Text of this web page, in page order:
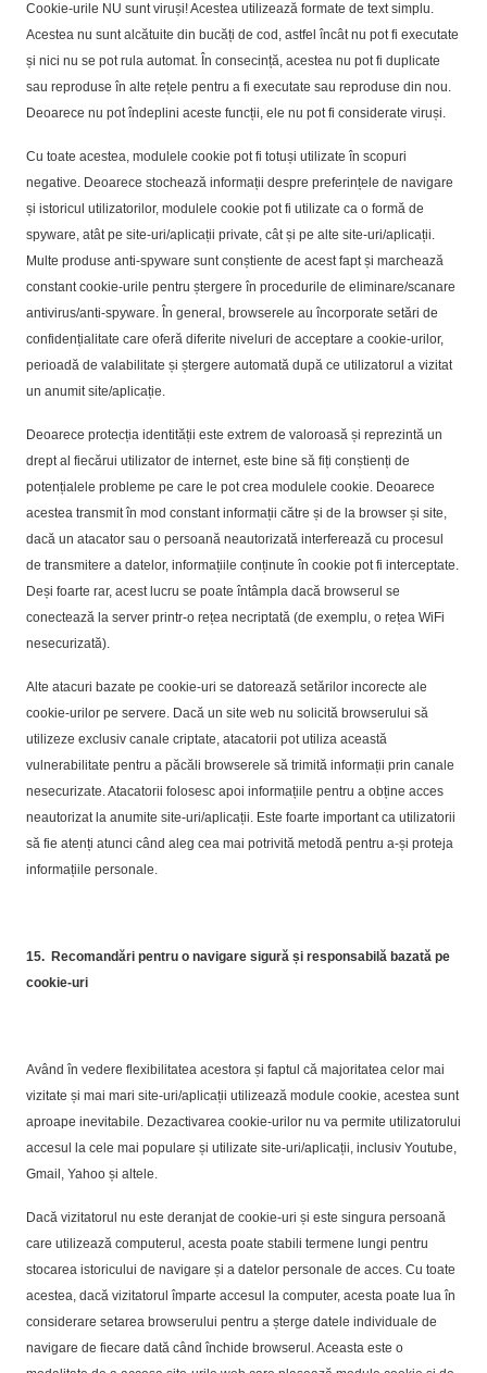
Cookie-urile NU sunt viruși! Acestea utilizează formate de text simplu.
Acestea nu sunt alcătuite din bucăți de cod, astfel încât nu pot fi executate
și nici nu se pot rula automat. În consecință, acestea nu pot fi duplicate
sau reproduse în alte rețele pentru a fi executate sau reproduse din nou.
Deoarece nu pot îndeplini aceste funcții, ele nu pot fi considerate viruși.
Cu toate acestea, modulele cookie pot fi totuși utilizate în scopuri
negative. Deoarece stochează informații despre preferințele de navigare
și istoricul utilizatorilor, modulele cookie pot fi utilizate ca o formă de
spyware, atât pe site-uri/aplicații private, cât și pe alte site-uri/aplicații.
Multe produse anti-spyware sunt conștiente de acest fapt și marchează
constant cookie-urile pentru ștergere în procedurile de eliminare/scanare
antivirus/anti-spyware. În general, browserele au încorporate setări de
confidențialitate care oferă diferite niveluri de acceptare a cookie-urilor,
perioadă de valabilitate și ștergere automată după ce utilizatorul a vizitat
un anumit site/aplicație.
Deoarece protecția identității este extrem de valoroasă și reprezintă un
drept al fiecărui utilizator de internet, este bine să fiți conștienți de
potențialele probleme pe care le pot crea modulele cookie. Deoarece
acestea transmit în mod constant informații către și de la browser și site,
dacă un atacator sau o persoană neautorizată interferează cu procesul
de transmitere a datelor, informațiile conținute în cookie pot fi interceptate.
Deși foarte rar, acest lucru se poate întâmpla dacă browserul se
conectează la server printr-o rețea necriptată (de exemplu, o rețea WiFi
nesecurizată).
Alte atacuri bazate pe cookie-uri se datorează setărilor incorecte ale
cookie-urilor pe servere. Dacă un site web nu solicită browserului să
utilizeze exclusiv canale criptate, atacatorii pot utiliza această
vulnerabilitate pentru a păcăli browserele să trimită informații prin canale
nesecurizate. Atacatorii folosesc apoi informațiile pentru a obține acces
neautorizat la anumite site-uri/aplicații. Este foarte important ca utilizatorii
să fie atenți atunci când aleg cea mai potrivită metodă pentru a-și proteja
informațiile personale.
15. Recomandări pentru o navigare sigură și responsabilă bazată pe
cookie-uri
Având în vedere flexibilitatea acestora și faptul că majoritatea celor mai
vizitate și mai mari site-uri/aplicații utilizează module cookie, acestea sunt
aproape inevitabile. Dezactivarea cookie-urilor nu va permite utilizatorului
accesul la cele mai populare și utilizate site-uri/aplicații, inclusiv Youtube,
Gmail, Yahoo și altele.
Dacă vizitatorul nu este deranjat de cookie-uri și este singura persoană
care utilizează computerul, acesta poate stabili termene lungi pentru
stocarea istoricului de navigare și a datelor personale de acces. Cu toate
acestea, dacă vizitatorul împarte accesul la computer, acesta poate lua în
considerare setarea browserului pentru a șterge datele individuale de
navigare de fiecare dată când închide browserul. Aceasta este o